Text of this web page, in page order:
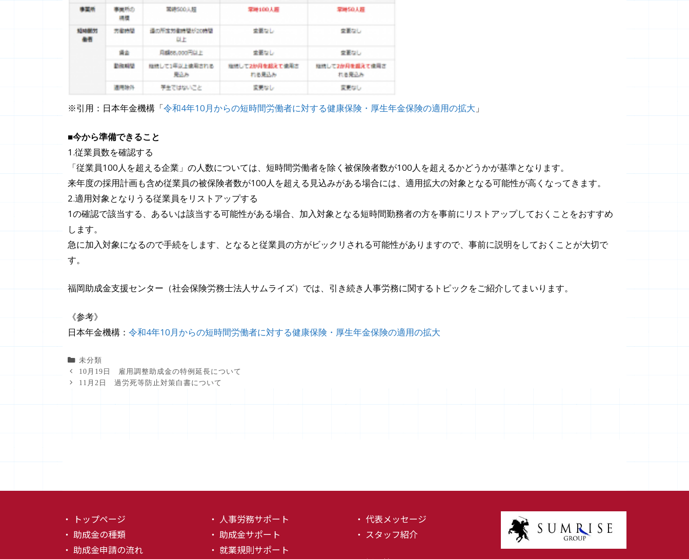
※引用：日本年金機構「令和4年10月からの短時間労働者に対する健康保険・厚生年金保険の適用の拡大 」
■今から準備できること
1.従業員数を確認する
「従業員100人を超える企業」の人数については、短時間労働者を除く被保険者数が100人を超えるかどうかが基準となります。
来年度の採用計画も含め従業員の被保険者数が100人を超える見込みがある場合には、適用拡大の対象となる可能性が高くなってきます。
2.適用対象となりうる従業員をリストアップする
1の確認で該当する、あるいは該当する可能性がある場合、加入対象となる短時間勤務者の方を事前にリストアップしておくことをおすすめ
します。
急に加入対象になるので手続をします、となると従業員の方がビックリされる可能性がありますので、事前に説明をしておくことが大切で
す。
福岡助成金支援センター（社会保険労務士法人サムライズ）では、引き続き人事労務に関するトピックをご紹介してまいります。
《参考》
日本年金機構： 令和4年10月からの短時間労働者に対する健康保険・厚生年金保険の適用の拡大
カ
テ
ゴ
未分類
10月19日 雇用調整助成金の特例延長について
11月2日 過労死等防止対策白書について
・ トップページ
・ 助成金の種類
・ 助成金申請の流れ
・ 人事労務サポート
・ 助成金サポート
・ 就業規則サポート
・ 代表メッセージ
・ スタッフ紹介